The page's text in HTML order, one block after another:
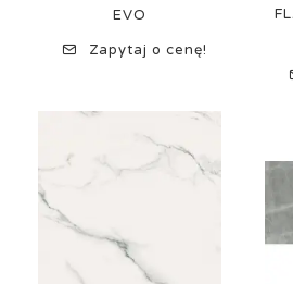
EVO
Zapytaj o cenę!